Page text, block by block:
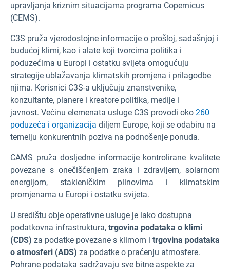
upravljanja kriznim situacijama programa Copernicus
(CEMS).
C3S pruža vjerodostojne informacije o prošloj, sadašnjoj i
budućoj klimi, kao i alate koji tvorcima politika i
poduzećima u Europi i ostatku svijeta omogućuju
strategije ublažavanja klimatskih promjena i prilagodbe
njima. Korisnici C3S-a uključuju znanstvenike,
konzultante, planere i kreatore politika, medije i
javnost. Većinu elemenata usluge C3S provodi oko 260
poduzeća i organizacija diljem Europe, koji se odabiru na
temelju konkurentnih poziva na podnošenje ponuda.
CAMS pruža dosljedne informacije kontrolirane kvalitete
povezane s onečišćenjem zraka i zdravljem, solarnom
energijom, stakleničkim plinovima i klimatskim
promjenama u Europi i ostatku svijeta.
U središtu obje operativne usluge je lako dostupna
podatkovna infrastruktura, trgovina podataka o klimi
(CDS) za podatke povezane s klimom i trgovina podataka
o atmosferi (ADS) za podatke o praćenju atmosfere.
Pohrane podataka sadržavaju sve bitne aspekte za